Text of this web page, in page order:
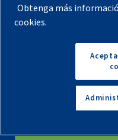
Mapa del sitio
© 2026 Quincy
Obtenga más
cookies.